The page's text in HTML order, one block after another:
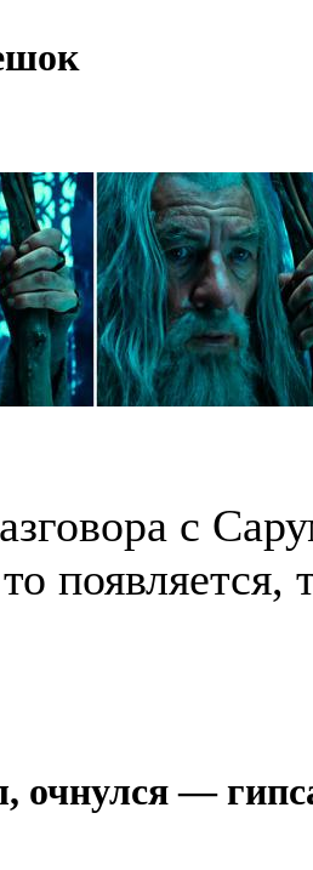
с
появляется,
очнулся —